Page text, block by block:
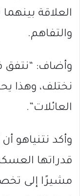
العلاقة
والتفاهم.
وأضاف: “نتفق
نختلف، وهذا
العائلات”.
وأكد نتنياهو
قدراتها